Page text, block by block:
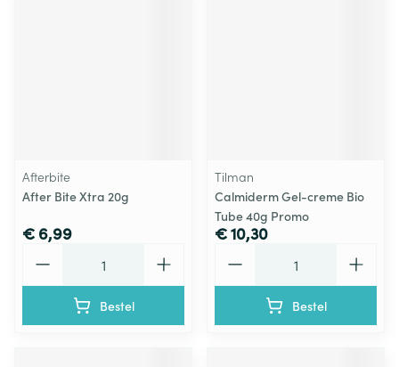
Afterbite
After Bite Xtra 20g
€ 6,99
Bestel
Tilman
Calmiderm Gel-creme Bio
Tube 40g Promo
€ 10,30
Bestel